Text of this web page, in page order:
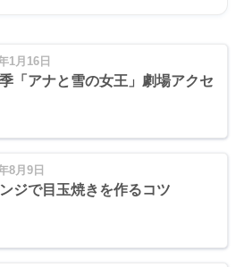
1月16日
「アナと雪の女王」劇場アクセ
8月9日
ジで目玉焼きを作るコツ